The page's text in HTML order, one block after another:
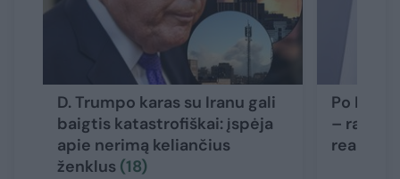
D. Trumpo karas su Iranu gali
baigtis katastrofiškai: įspėja
apie nerimą keliančius
ženklus (18)
Po D.
– rami
reakcija